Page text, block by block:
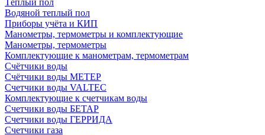
Тёплый пол
Водяной теплый пол
Приборы учёта и КИП
Манометры, термометры и комплектующие
Манометры, термометры
Комплектующие к манометрам, термометрам
Счётчики воды
Счётчики воды МЕТЕР
Счетчики воды VALTEC
Комплектующие к счетчикам воды
Счетчики воды БЕТАР
Счетчики воды ГЕРРИДА
Счетчики газа